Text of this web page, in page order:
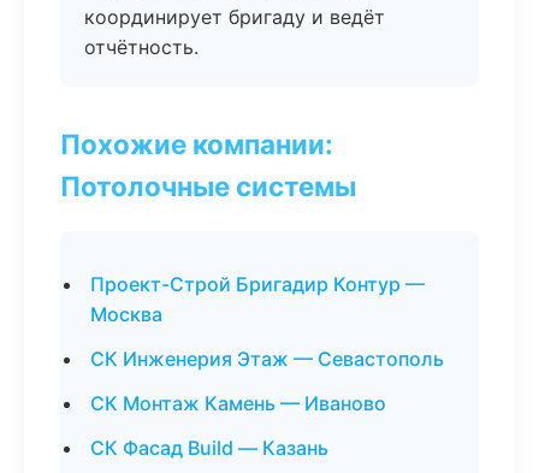
координирует бригаду и ведёт
отчётность.
Похожие компании:
Потолочные системы
Проект-Строй Бригадир Контур —
Москва
СК Инженерия Этаж — Севастополь
СК Монтаж Камень — Иваново
СК Фасад Build — Казань